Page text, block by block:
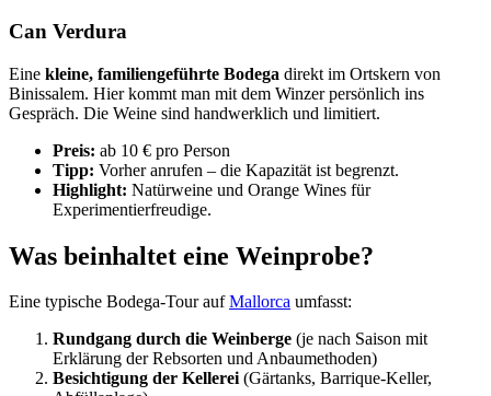
Can Verdura
Eine kleine, familiengeführte Bodega direkt im Ortskern von
Binissalem. Hier kommt man mit dem Winzer persönlich ins
Gespräch. Die Weine sind handwerklich und limitiert.
Preis: ab 10 € pro Person
Tipp: Vorher anrufen – die Kapazität ist begrenzt.
Highlight: Natürweine und Orange Wines für
Experimentierfreudige.
Was beinhaltet eine Weinprobe?
Eine typische Bodega-Tour aufMallorca umfasst:
Rundgang durch die Weinberge (je nach Saison mit
Erklärung der Rebsorten und Anbaumethoden)
Besichtigung der Kellerei(Gärtanks, Barrique-Keller,